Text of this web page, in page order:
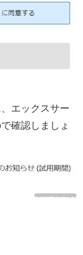
エックスサー
確認しましょ